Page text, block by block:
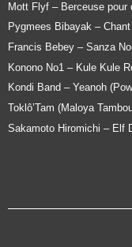
Mott Flyf – Berceuse pour
Pygmees Bibayak –
Francis Bebey – Sanza
Konono No1 – Kule Kule
Kondi Band – Yeanoh
Toklô’Tam (Maloya
Sakamoto Hiromichi – Elf